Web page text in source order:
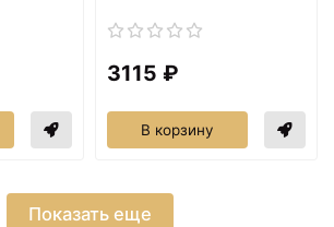
3115 ₽
В корзину
Показать еще